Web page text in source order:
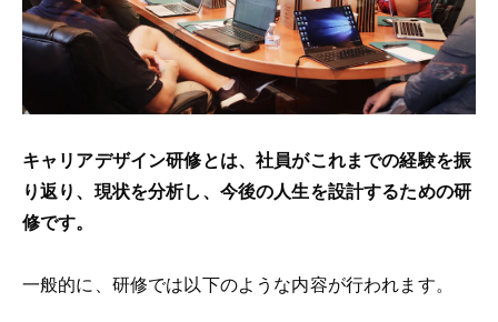
キャリアデザイン研修とは、社員がこれまでの経験を振
り返り、現状を分析し、今後の人生を設計するための研
修です。
一般的に、研修では以下のような内容が行われます。